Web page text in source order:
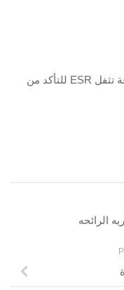
الرجاء إجراء تحليل دم كامل CBC مع سرعة تثفل ESR للتأكد من
الرائحه